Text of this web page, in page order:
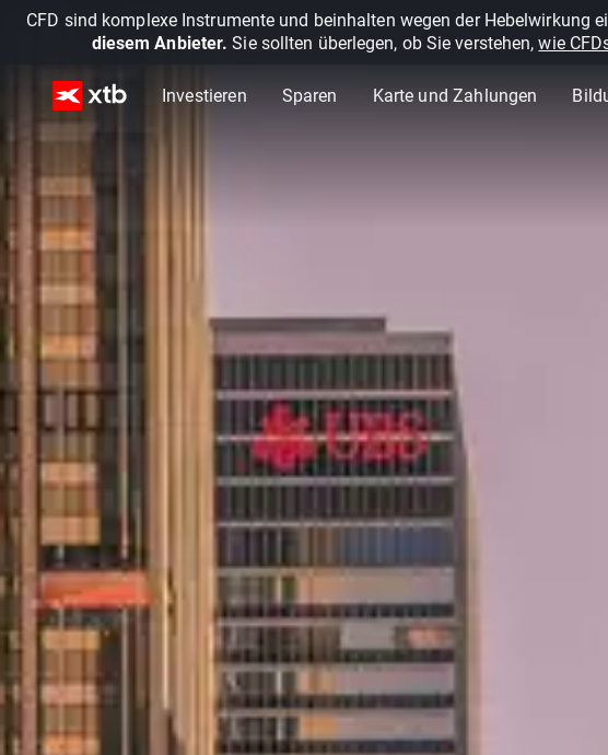
CFD sind komplexe Instrumente und beinhalten wegen der Hebelwirkung
diesem Anbieter. Sie sollten überlegen, ob Sie verstehen,wie
Investieren Sparen Karte und Zahlungen